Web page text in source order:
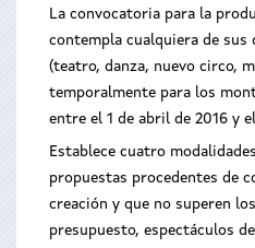
La convocatoria para la
contempla cualquiera de
(teatro, danza, nuevo circo,
temporalmente para los
entre el 1 de abril de 2016 y
Establece cuatro
propuestas procedentes de
creación y que no superen
presupuesto, espectáculos